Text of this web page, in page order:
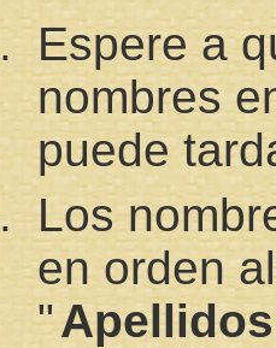
Espere a
nombres
puede
Los
en orden
"Apellidos